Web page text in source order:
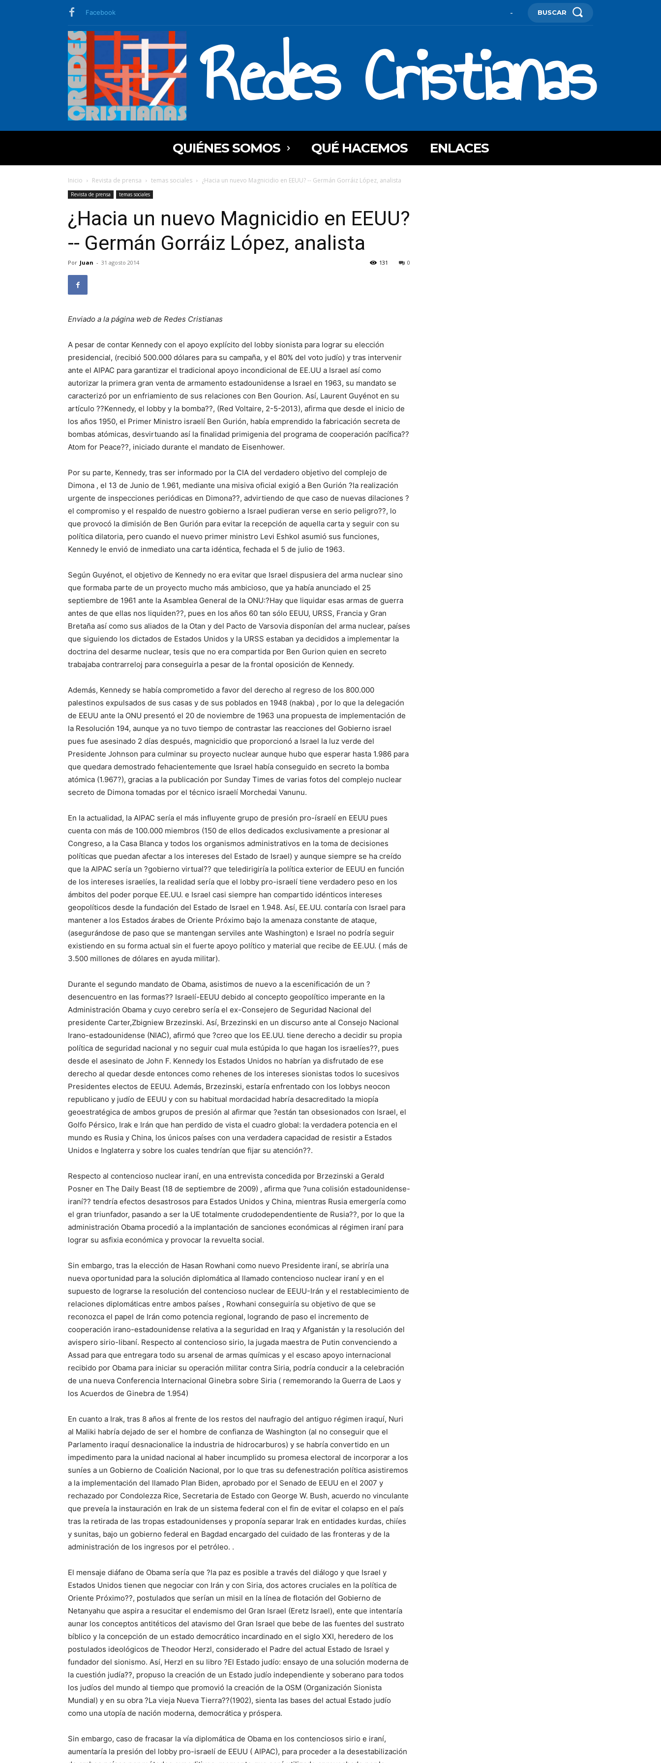
Facebook - BUSCAR
Redes Cristianas
QUIÉNES SOMOS QUÉ HACEMOS ENLACES
Inicio Revista de prensa temas sociales ¿Hacia un nuevo Magnicidio en EEUU? -- Germán Gorráiz López, analista
Revista de prensa temas sociales
¿Hacia un nuevo Magnicidio en EEUU?
-- Germán Gorráiz López, analista
Por Juan - 31 agosto 2014 0
131
Enviado a la página web de Redes Cristianas
A pesar de contar Kennedy con el apoyo explícito del lobby sionista para lograr su elección
presidencial, (recibió 500.000 dólares para su campaña, y el 80% del voto judío) y tras intervenir
ante el AIPAC para garantizar el tradicional apoyo incondicional de EE.UU a Israel así como
autorizar la primera gran venta de armamento estadounidense a Israel en 1963, su mandato se
caracterizó por un enfriamiento de sus relaciones con Ben Gourion. Así, Laurent Guyénot en su
artículo ??Kennedy, el lobby y la bomba??, (Red Voltaire, 2-5-2013), afirma que desde el inicio de
los años 1950, el Primer Ministro israelí Ben Gurión, había emprendido la fabricación secreta de
bombas atómicas, desvirtuando así la finalidad primigenia del programa de cooperación pacífica??
Atom for Peace??, iniciado durante el mandato de Eisenhower.
Por su parte, Kennedy, tras ser informado por la CIA del verdadero objetivo del complejo de
Dimona , el 13 de Junio de 1.961, mediante una misiva oficial exigió a Ben Gurión ?la realización
urgente de inspecciones periódicas en Dimona??, advirtiendo de que caso de nuevas dilaciones ?
el compromiso y el respaldo de nuestro gobierno a Israel pudieran verse en serio peligro??, lo
que provocó la dimisión de Ben Gurión para evitar la recepción de aquella carta y seguir con su
política dilatoria, pero cuando el nuevo primer ministro Levi Eshkol asumió sus funciones,
Kennedy le envió de inmediato una carta idéntica, fechada el 5 de julio de 1963.
Según Guyénot, el objetivo de Kennedy no era evitar que Israel dispusiera del arma nuclear sino
que formaba parte de un proyecto mucho más ambicioso, que ya había anunciado el 25
septiembre de 1961 ante la Asamblea General de la ONU:?Hay que liquidar esas armas de guerra
antes de que ellas nos liquiden??, pues en los años 60 tan sólo EEUU, URSS, Francia y Gran
Bretaña así como sus aliados de la Otan y del Pacto de Varsovia disponían del arma nuclear, países
que siguiendo los dictados de Estados Unidos y la URSS estaban ya decididos a implementar la
doctrina del desarme nuclear, tesis que no era compartida por Ben Gurion quien en secreto
trabajaba contrarreloj para conseguirla a pesar de la frontal oposición de Kennedy.
Además, Kennedy se había comprometido a favor del derecho al regreso de los 800.000
palestinos expulsados de sus casas y de sus poblados en 1948 (nakba) , por lo que la delegación
de EEUU ante la ONU presentó el 20 de noviembre de 1963 una propuesta de implementación de
la Resolución 194, aunque ya no tuvo tiempo de contrastar las reacciones del Gobierno israel
pues fue asesinado 2 días después, magnicidio que proporcionó a Israel la luz verde del
Presidente Johnson para culminar su proyecto nuclear aunque hubo que esperar hasta 1.986 para
que quedara demostrado fehacientemente que Israel había conseguido en secreto la bomba
atómica (1.967?), gracias a la publicación por Sunday Times de varias fotos del complejo nuclear
secreto de Dimona tomadas por el técnico israelí Morchedai Vanunu.
En la actualidad, la AIPAC sería el más influyente grupo de presión pro-ísraelí en EEUU pues
cuenta con más de 100.000 miembros (150 de ellos dedicados exclusivamente a presionar al
Congreso, a la Casa Blanca y todos los organismos administrativos en la toma de decisiones
políticas que puedan afectar a los intereses del Estado de Israel) y aunque siempre se ha creído
que la AIPAC sería un ?gobierno virtual?? que teledirigiría la política exterior de EEUU en función
de los intereses israelíes, la realidad sería que el lobby pro-israelí tiene verdadero peso en los
ámbitos del poder porque EE.UU. e Israel casi siempre han compartido idénticos intereses
geopolíticos desde la fundación del Estado de Israel en 1.948. Así, EE.UU. contaría con Israel para
mantener a los Estados árabes de Oriente Próximo bajo la amenaza constante de ataque,
(asegurándose de paso que se mantengan serviles ante Washington) e Israel no podría seguir
existiendo en su forma actual sin el fuerte apoyo político y material que recibe de EE.UU. ( más de
3.500 millones de dólares en ayuda militar).
Durante el segundo mandato de Obama, asistimos de nuevo a la escenificación de un ?
desencuentro en las formas?? Israelí-EEUU debido al concepto geopolítico imperante en la
Administración Obama y cuyo cerebro sería el ex-Consejero de Seguridad Nacional del
presidente Carter,Zbigniew Brzezinski. Así, Brzezinski en un discurso ante al Consejo Nacional
Irano-estadounidense (NIAC), afirmó que ?creo que los EE.UU. tiene derecho a decidir su propia
política de seguridad nacional y no seguir cual mula estúpida lo que hagan los israelíes??, pues
desde el asesinato de John F. Kennedy los Estados Unidos no habrían ya disfrutado de ese
derecho al quedar desde entonces como rehenes de los intereses sionistas todos lo sucesivos
Presidentes electos de EEUU. Además, Brzezinski, estaría enfrentado con los lobbys neocon
republicano y judío de EEUU y con su habitual mordacidad habría desacreditado la miopía
geoestratégica de ambos grupos de presión al afirmar que ?están tan obsesionados con Israel, el
Golfo Pérsico, Irak e Irán que han perdido de vista el cuadro global: la verdadera potencia en el
mundo es Rusia y China, los únicos países con una verdadera capacidad de resistir a Estados
Unidos e Inglaterra y sobre los cuales tendrían que fijar su atención??.
Respecto al contencioso nuclear iraní, en una entrevista concedida por Brzezinski a Gerald
Posner en The Daily Beast (18 de septiembre de 2009) , afirma que ?una colisión estadounidense-
iraní?? tendría efectos desastrosos para Estados Unidos y China, mientras Rusia emergería como
el gran triunfador, pasando a ser la UE totalmente crudodependentiente de Rusia??, por lo que la
administración Obama procedió a la implantación de sanciones económicas al régimen iraní para
lograr su asfixia económica y provocar la revuelta social.
Sin embargo, tras la elección de Hasan Rowhani como nuevo Presidente iraní, se abriría una
nueva oportunidad para la solución diplomática al llamado contencioso nuclear iraní y en el
supuesto de lograrse la resolución del contencioso nuclear de EEUU-Irán y el restablecimiento de
relaciones diplomáticas entre ambos países , Rowhani conseguiría su objetivo de que se
reconozca el papel de Irán como potencia regional, logrando de paso el incremento de
cooperación irano-estadounidense relativa a la seguridad en Iraq y Afganistán y la resolución del
avispero sirio-libaní. Respecto al contencioso sirio, la jugada maestra de Putin convenciendo a
Assad para que entregara todo su arsenal de armas químicas y el escaso apoyo internacional
recibido por Obama para iniciar su operación militar contra Siria, podría conducir a la celebración
de una nueva Conferencia Internacional Ginebra sobre Siria ( rememorando la Guerra de Laos y
los Acuerdos de Ginebra de 1.954)
En cuanto a Irak, tras 8 años al frente de los restos del naufragio del antiguo régimen iraquí, Nuri
al Maliki habría dejado de ser el hombre de confianza de Washington (al no conseguir que el
Parlamento iraquí desnacionalice la industria de hidrocarburos) y se habría convertido en un
impedimento para la unidad nacional al haber incumplido su promesa electoral de incorporar a los
suníes a un Gobierno de Coalición Nacional, por lo que tras su defenestración política asistiremos
a la implementación del llamado Plan Biden, aprobado por el Senado de EEUU en el 2007 y
rechazado por Condolezza Rice, Secretaria de Estado con George W. Bush, acuerdo no vinculante
que preveía la instauración en Irak de un sistema federal con el fin de evitar el colapso en el país
tras la retirada de las tropas estadounidenses y proponía separar Irak en entidades kurdas, chiíes
y sunitas, bajo un gobierno federal en Bagdad encargado del cuidado de las fronteras y de la
administración de los ingresos por el petróleo. .
El mensaje diáfano de Obama sería que ?la paz es posible a través del diálogo y que Israel y
Estados Unidos tienen que negociar con Irán y con Siria, dos actores cruciales en la política de
Oriente Próximo??, postulados que serían un misil en la línea de flotación del Gobierno de
Netanyahu que aspira a resucitar el endemismo del Gran Israel (Eretz Israel), ente que intentaría
aunar los conceptos antitéticos del atavismo del Gran Israel que bebe de las fuentes del sustrato
bíblico y la concepción de un estado democrático incardinado en el siglo XXI, heredero de los
postulados ideológicos de Theodor Herzl, considerado el Padre del actual Estado de Israel y
fundador del sionismo. Así, Herzl en su libro ?El Estado judío: ensayo de una solución moderna de
la cuestión judía??, propuso la creación de un Estado judío independiente y soberano para todos
los judíos del mundo al tiempo que promovió la creación de la OSM (Organización Sionista
Mundial) y en su obra ?La vieja Nueva Tierra??(1902), sienta las bases del actual Estado judío
como una utopía de nación moderna, democrática y próspera.
Sin embargo, caso de fracasar la vía diplomática de Obama en los contenciosos sirio e iraní,
aumentaría la presión del lobby pro-israelí de EEUU ( AIPAC), para proceder a la desestabilización